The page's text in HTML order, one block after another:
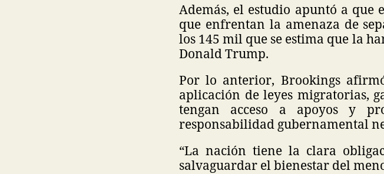
Además, el estudio apuntó a que
que enfrentan la amenaza de
los 145 mil que se estima que la
Donald Trump.
Por lo anterior, Brookings
aplicación de leyes migratorias,
tengan acceso a apoyos y
responsabilidad gubernamental
“La nación tiene la clara
salvaguardar el bienestar del